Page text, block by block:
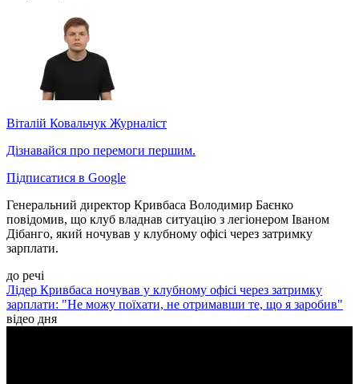
Віталій Ковальчук Журналіст
Дізнавайся про перемоги першим.
Підписатися в Google
Генеральний директор Кривбаса Володимир Баєнко
повідомив, що клуб владнав ситуацію з легіонером Іваном
Дібанго, який ночував у клубному офісі через затримку
зарплати.
до речі
Лідер Кривбаса ночував у клубному офісі через затримку
зарплати: "Не можу поїхати, не отримавши те, що я заробив"
відео дня